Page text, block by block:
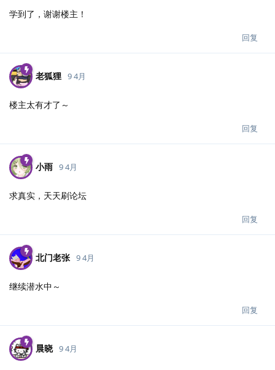
学到了，谢谢楼主！
回复
老狐狸 9 4月
楼主太有才了～
回复
小雨 9 4月
求真实，天天刷论坛
回复
北门老张 9 4月
继续潜水中～
回复
晨晓 9 4月